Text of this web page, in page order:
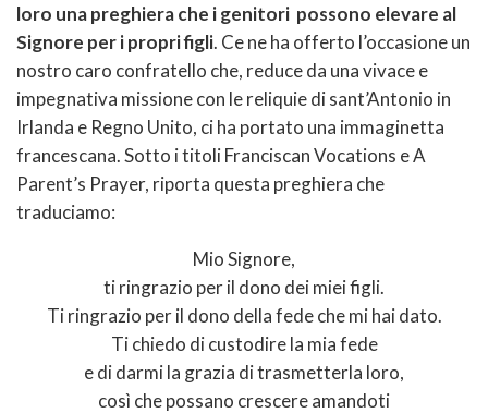
loro una preghiera che i genitori possono elevare al
Signore per i propri figli. Ce ne ha offerto l’occasione un
nostro caro confratello che, reduce da una vivace e
impegnativa missione con le reliquie di sant’Antonio in
Irlanda e Regno Unito, ci ha portato una immaginetta
francescana. Sotto i titoli Franciscan Vocations e A
Parent’s Prayer, riporta questa preghiera che
traduciamo:
Mio Signore,
ti ringrazio per il dono dei miei figli.
Ti ringrazio per il dono della fede che mi hai dato.
Ti chiedo di custodire la mia fede
e di darmi la grazia di trasmetterla loro,
così che possano crescere amandoti